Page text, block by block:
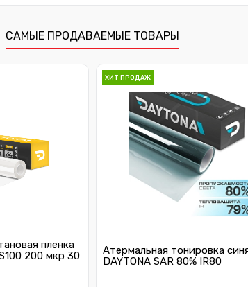
САМЫЕ ПРОДАВАЕМЫЕ ТОВАРЫ
пленка
200 мкр 30
ХИТ ПРОДАЖ
Атермальная тонировка
DAYTONA SAR 80% IR80